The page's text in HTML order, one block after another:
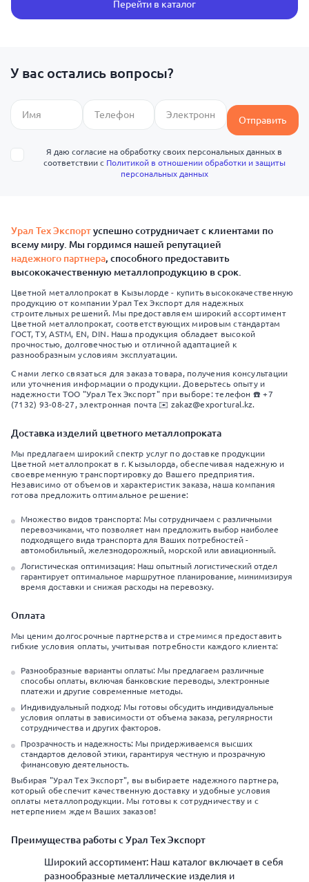
Перейти в каталог
У вас остались вопросы?
Отправить
Я даю согласие на обработку своих персональных данных в
соответствии с Политикой в отношении обработки и защиты
персональных данных
Урал Тех Экспортуспешно сотрудничает с клиентами по
всему миру. Мы гордимся нашей репутацией
надежного партнера, способного предоставить
высококачественную металлопродукцию в срок.
Цветной металлопрокат в Кызылорде - купить высококачественную
продукцию от компании Урал Тех Экспорт для надежных
строительных решений. Мы предоставляем широкий ассортимент
Цветной металлопрокат, соответствующих мировым стандартам
ГОСТ, ТУ, ASTM, EN, DIN. Наша продукция обладает высокой
прочностью, долговечностью и отличной адаптацией к
разнообразным условиям эксплуатации.
С нами легко связаться для заказа товара, получения консультации
или уточнения информации о продукции. Доверьтесь опыту и
надежности ТОО "Урал Тех Экспорт" при выборе: телефон ☎️ +7
(7132) 93-08-27, электронная почта ✉️ zakaz@exportural.kz.
Доставка изделий цветного металлопроката
Мы предлагаем широкий спектр услуг по доставке продукции
Цветной металлопрокат в г. Кызылорда, обеспечивая надежную и
своевременную транспортировку до Вашего предприятия.
Независимо от объемов и характеристик заказа, наша компания
готова предложить оптимальное решение:
Множество видов транспорта: Мы сотрудничаем с различными
перевозчиками, что позволяет нам предложить выбор наиболее
подходящего вида транспорта для Ваших потребностей -
автомобильный, железнодорожный, морской или авиационный.
Логистическая оптимизация: Наш опытный логистический отдел
гарантирует оптимальное маршрутное планирование, минимизируя
время доставки и снижая расходы на перевозку.
Оплата
Мы ценим долгосрочные партнерства и стремимся предоставить
гибкие условия оплаты, учитывая потребности каждого клиента:
Разнообразные варианты оплаты: Мы предлагаем различные
способы оплаты, включая банковские переводы, электронные
платежи и другие современные методы.
Индивидуальный подход: Мы готовы обсудить индивидуальные
условия оплаты в зависимости от объема заказа, регулярности
сотрудничества и других факторов.
Прозрачность и надежность: Мы придерживаемся высших
стандартов деловой этики, гарантируя честную и прозрачную
финансовую деятельность.
Выбирая "Урал Тех Экспорт", вы выбираете надежного партнера,
который обеспечит качественную доставку и удобные условия
оплаты металлопродукции. Мы готовы к сотрудничеству и с
нетерпением ждем Ваших заказов!
Преимущества работы с Урал Тех Экспорт
Широкий ассортимент: Наш каталог включает в себя
разнообразные металлические изделия и